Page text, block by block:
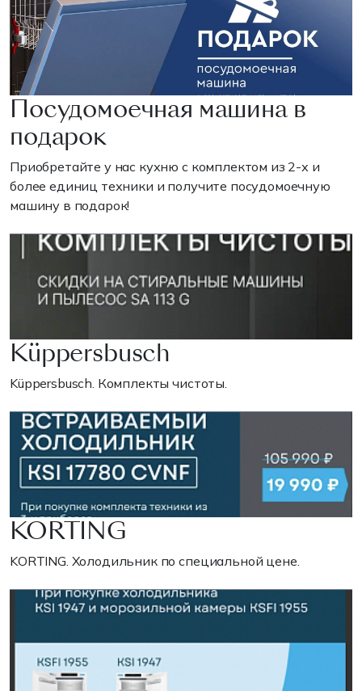
Посудомоечная машина в
подарок
Приобретайте у нас кухню с комплектом из 2-х и
более единиц техники и получите посудомоечную
машину в подарок!
Küppersbusch
Küppersbusch. Комплекты чистоты.
KORTING
KORTING. Холодильник по специальной цене.